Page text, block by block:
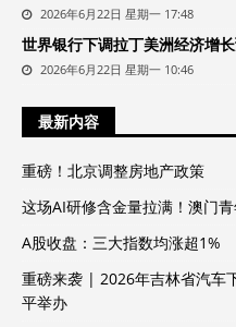
2026年6月22日 星期一 17:48
世界银行下调拉丁美洲经济增
2026年6月22日 星期一 10:46
最新内容
重磅！北京调整房地产政策
这场AI研修含金量拉满！澳门
A股收盘：三大指数均涨超1%
重磅来袭 | 2026年吉林省汽车
平举办